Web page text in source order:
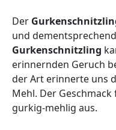
Der
und
Gurkenschnitzling
erinnernden Geruch
der Art erinnerte uns
Mehl. Der
gurkig-mehlig aus.